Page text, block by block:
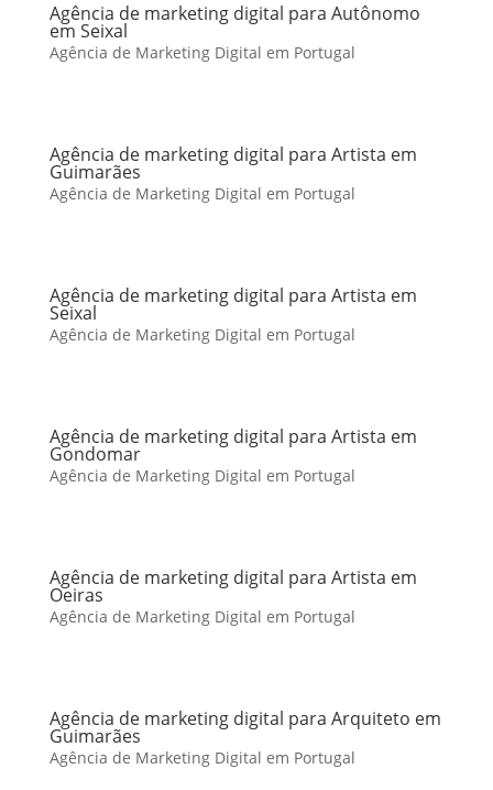
Agência de marketing digital para Autônomo
em Seixal
Agência de Marketing Digital em Portugal
Agência de marketing digital para Artista em
Guimarães
Agência de Marketing Digital em Portugal
Agência de marketing digital para Artista em
Seixal
Agência de Marketing Digital em Portugal
Agência de marketing digital para Artista em
Gondomar
Agência de Marketing Digital em Portugal
Agência de marketing digital para Artista em
Oeiras
Agência de Marketing Digital em Portugal
Agência de marketing digital para Arquiteto em
Guimarães
Agência de Marketing Digital em Portugal